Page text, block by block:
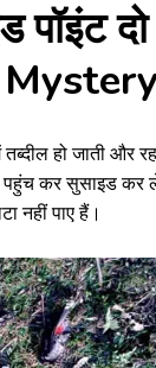
पॉइंट
तब्दील हो जाती
पहुंच कर सुसाइड
नहीं पाए हैं।